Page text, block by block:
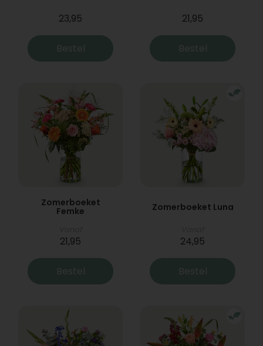
23,95
Bestel
21,95
Bestel
Zomerboeket
Femke
21,95
Bestel
Zomerboeket Luna
24,95
Bestel